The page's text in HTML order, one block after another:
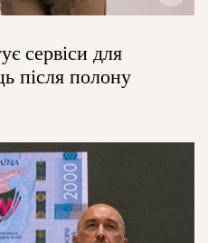
сервіси для
після полону